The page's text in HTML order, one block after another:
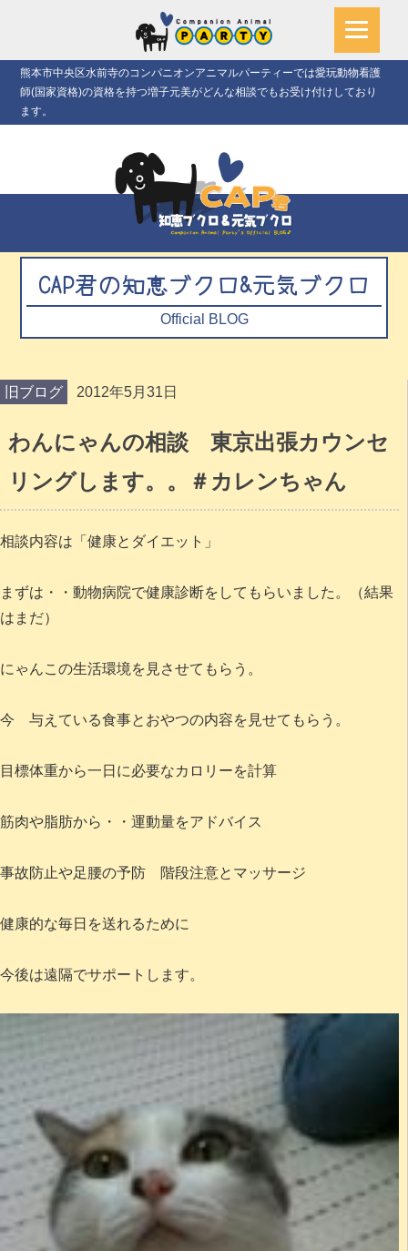
熊本市中央区水前寺のコンパニオンアニマルパーティーでは愛玩動物看護
師(国家資格)の資格を持つ増子元美がどんな相談でもお受け付けしており
ます。
CAP君の知恵ブクロ&元気ブクロ
Official BLOG
旧ブログ 2012年5月31日
わんにゃんの相談 東京出張カウンセ
リングします。。＃カレンちゃん
相談内容は「健康とダイエット」
まずは・・動物病院で健康診断をしてもらいました。（結果
はまだ）
にゃんこの生活環境を見させてもらう。
今 与えている食事とおやつの内容を見せてもらう。
目標体重から一日に必要なカロリーを計算
筋肉や脂肪から・・運動量をアドバイス
事故防止や足腰の予防 階段注意とマッサージ
健康的な毎日を送れるために
今後は遠隔でサポートします。